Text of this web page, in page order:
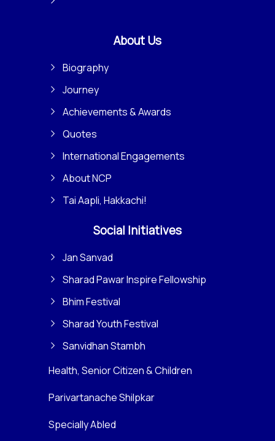
About Us
Biography
Journey
Achievements & Awards
Quotes
International Engagements
About NCP
Tai Aapli, Hakkachi!
Social Initiatives
Jan Sanvad
Sharad Pawar Inspire Fellowship
Bhim Festival
Sharad Youth Festival
Sanvidhan Stambh
Health, Senior Citizen & Children
Parivartanache Shilpkar
Specially Abled